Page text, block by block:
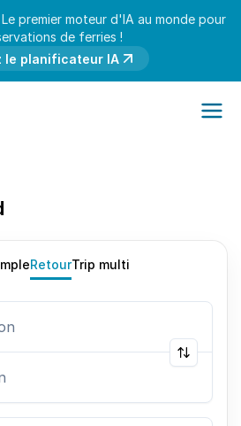
premier moteur d'IA au monde pour
de ferries !
le planificateur IA
RetourTrip multi